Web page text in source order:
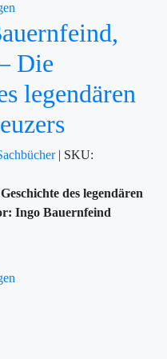
Die
legendären
| SKU:
des legendären
Ingo Bauernfeind